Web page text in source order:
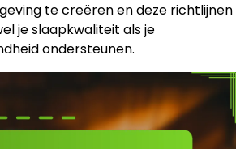
te creëren en deze richtlijnen
je slaapkwaliteit als je
ondersteunen.